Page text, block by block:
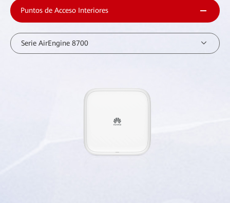
Puntos de Acceso Interiores
Serie AirEngine 8700